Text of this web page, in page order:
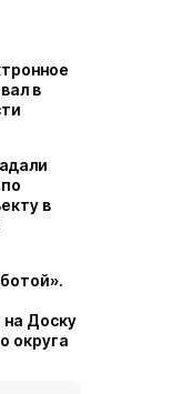
в
в
на Доску
округа